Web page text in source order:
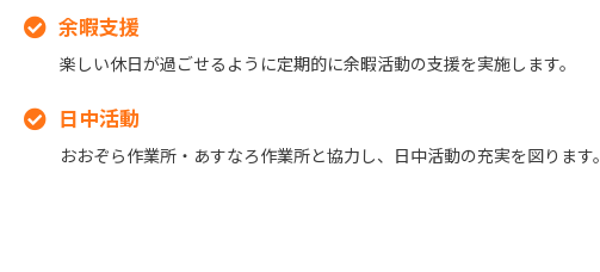
余暇支援
楽しい休日が過ごせるように定期的に余暇活動の支援を実施します。
日中活動
おおぞら作業所・あすなろ作業所と協力し、日中活動の充実を図ります。